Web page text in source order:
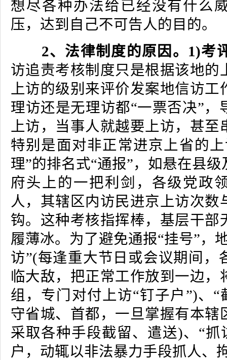
想尽各种办法给已经没有什么
压，达到自己不可告人的目的。
2、法律制度的原因。1)考
访追责考核制度只是根据该地的
上访的级别来评价发案地信访工
理访还是无理访都“一票否决”，
上访，当事人就越要上访，甚至
特别是面对非正常进京上省的
理”的排名式“通报”，如悬在县
府头上的一把利剑，各级党政
人，其辖区内访民进京上访次数
钩。这种考核指挥棒，基层干部
履薄冰。为了避免通报“挂号”，
访”(每逢重大节日或会议期间，
临大敌，把正常工作放到一边，
组，专门对付上访“钉子户”)、“
守省城、首都，一旦掌握有本辖
采取各种手段截留、遣送)、“抓
户，动辄以非法暴力手段抓人、